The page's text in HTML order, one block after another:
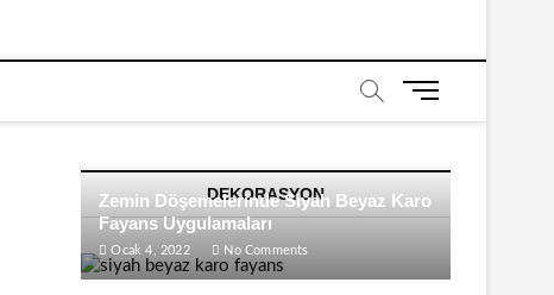
M
u
B
u
DEKORASYON
Zemin Döşemelerinde Siyah Beyaz Karo
Fayans Uygulamaları
Ocak 4, 2022 No Comments